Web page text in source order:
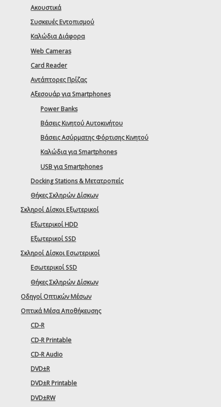
Ακουστικά
Συσκευές Εντοπισμού
Καλώδια Διάφορα
Web Cameras
Card Reader
Αντάπτορες Πρίζας
Αξεσουάρ για Smartphones
Power Banks
Βάσεις Κινητού Αυτοκινήτου
Βάσεις Ασύρματης Φόρτισης Κινητού
Καλώδια για Smartphones
USB για Smartphones
Docking Stations & Μετατροπείς
Θήκες Σκληρών Δίσκων
Σκληροί Δίσκοι Εξωτερικοί
Εξωτερικοί HDD
Εξωτερικοί SSD
Σκληροί Δίσκοι Εσωτερικοί
Εσωτερικοί SSD
Θήκες Σκληρών Δίσκων
Οδηγοί Οπτικών Μέσων
Οπτικά Μέσα Αποθήκευσης
CD-R
CD-R Printable
CD-R Audio
DVD±R
DVD±R Printable
DVD±RW